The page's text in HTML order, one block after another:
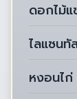
ดอกไม้
ไลแซน
หงอนไ